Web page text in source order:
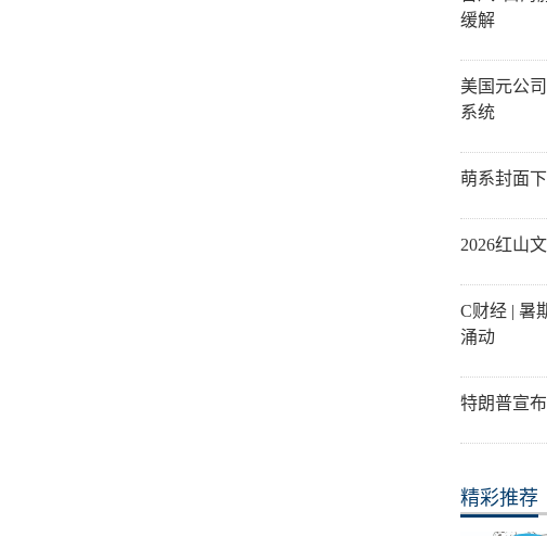
缓解
美国元公
系统
萌系封面
2026红山
C财经 | 暑
涌动
特朗普宣
精彩推荐